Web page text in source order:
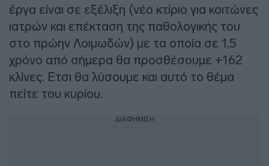
έργα είναι σε εξέλιξη (νέο κτίριο για κοιτώνες
ιατρών και επέκταση της παθολογικής του
στο πρώην Λοιμωδών) με τα οποία σε 1,5
χρόνο από σήμερα θα προσθέσουμε +162
κλίνες. Ετσι θα λύσουμε και αυτό το θέμα
πείτε του κυρίου.
ΔΙΑΦΗΜΙΣΗ